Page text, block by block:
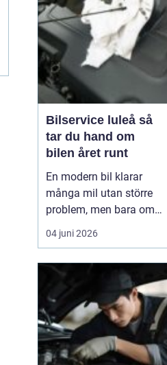
Bilservice luleå så
tar du hand om
bilen året runt
En modern bil klarar
många mil utan större
problem, men bara om
service och underhåll
sköts i tid. I ett klimat
kalla vintrar, saltade
vägar och snabba
skiftningar i temperatur,
ställs bilen inför extra
hårda påfrestningar.
Därfö...
04 juni 2026